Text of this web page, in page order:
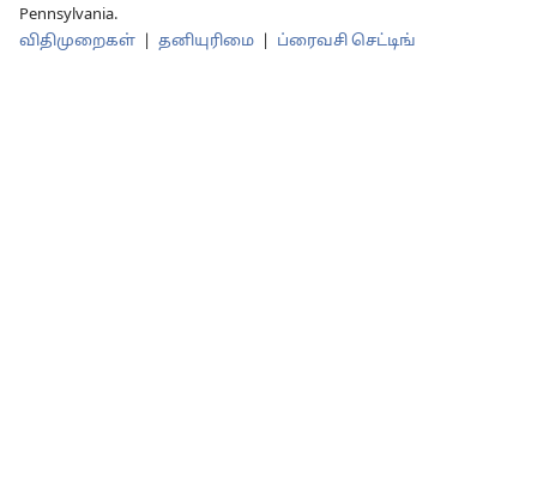
Pennsylvania.
விதிமுறைகள் தனியுரிமை ப்ரைவசி செட்டிங்